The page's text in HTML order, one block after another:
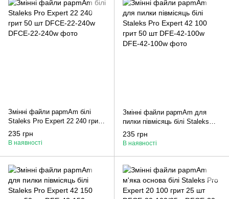
Змінні файли papmAm білі
Staleks Pro Expert 22 240 грит
50 шт DFCE-22-240w
235 грн
В наявності
Змінні файли papmAm для
пилки півмісяць білі Staleks
Pro Expert 42 100 грит 50 шт
DFE-42-100w
235 грн
В наявності